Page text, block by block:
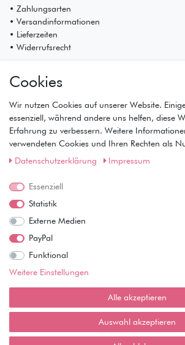
• Zahlungsarten
• Versandinformationen
• Lieferzeiten
• Widerrufsrecht
• Registrierung
• Warenkorb
• Kasse
• Wunschliste
Service
• Datenschutz
• AGB
Wie läuft der Versand ab?
Kann ich meine Bestellung abholen?
Ist die Ware neuverpackt?
Muss ich Vorbesteller-Artikel sofort
Cookies
Wir nutzen Cookies auf unserer Website.
essenziell, während andere uns helfen, diese
Erfahrung zu verbessern. Weitere
verwendeten Cookies und Ihren Rechten als
Daten­schutz­erklärung
Impressum
Essenziell
Statistik
Externe Medien
PayPal
Funktional
Weitere Einstellungen
Alle akzeptieren
Auswahl akzeptieren